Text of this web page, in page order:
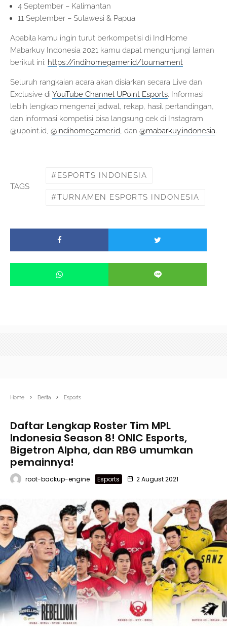
4 September – Kalimantan
11 September – Sulawesi & Papua
Apabila kamu ingin turut berkompetisi di IndiHome
Mabarkuy Indonesia 2021 kamu dapat mengunjungi laman
berikut ini: https://indihomegamer.id/tournament
Seluruh rangkaian acara akan disiarkan secara Live dan
Exclusive di YouTube Channel UPoint Esports. Informasi
lebih lengkap mengenai jadwal, rekap, hasil pertandingan,
dan informasi kompetisi bisa langsung cek di Instagram
@upoint.id, @indihomegamer.id, dan @mabarkuy.indonesia.
TAGS
ESPORTS INDONESIA
TURNAMEN ESPORTS INDONESIA
Home Berita Esports
Daftar Lengkap Roster Tim MPL
Indonesia Season 8! ONIC Esports,
Bigetron Alpha, dan RBG umumkan
pemainnya!
root-backup-engine Esports 2 August 2021